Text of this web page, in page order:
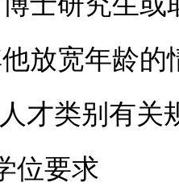
放宽年龄的
才类别有关
要求